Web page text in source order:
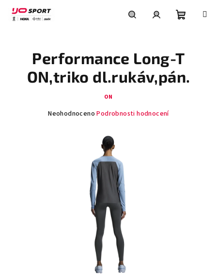
obsah
košík
Performance Long-T
ON,triko dl.rukáv,pán.
ON
Průměrné
Neohodnoceno Podrobnosti hodnocení